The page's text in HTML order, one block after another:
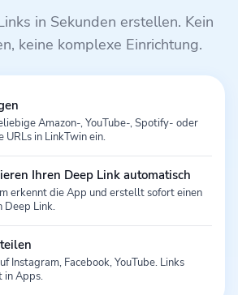
in Sekunden erstellen. Kein
keine komplexe Einrichtung.
Amazon-, YouTube-, Spotify- oder
URLs in LinkTwin ein.
Ihren Deep Link automatisch
erkennt die App und erstellt sofort einen
Link.
Instagram, Facebook, YouTube. Links
in Apps.